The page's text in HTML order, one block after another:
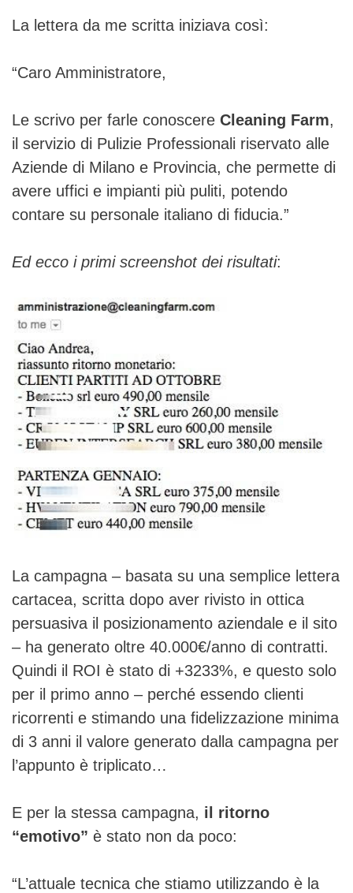
La lettera da me scritta iniziava così:
“Caro Amministratore,
Le scrivo per farle conoscere Cleaning Farm,
il servizio di Pulizie Professionali riservato alle
Aziende di Milano e Provincia, che permette di
avere uffici e impianti più puliti, potendo
contare su personale italiano di fiducia.”
Ed ecco i primi screenshot dei risultati:
La campagna – basata su una semplice lettera
cartacea, scritta dopo aver rivisto in ottica
persuasiva il posizionamento aziendale e il sito
– ha generato oltre 40.000€/anno di contratti.
Quindi il ROI è stato di +3233%, e questo solo
per il primo anno – perché essendo clienti
ricorrenti e stimando una fidelizzazione minima
di 3 anni il valore generato dalla campagna per
l’appunto è triplicato…
E per la stessa campagna, il ritorno
“emotivo” è stato non da poco:
“L’attuale tecnica che stiamo utilizzando è la